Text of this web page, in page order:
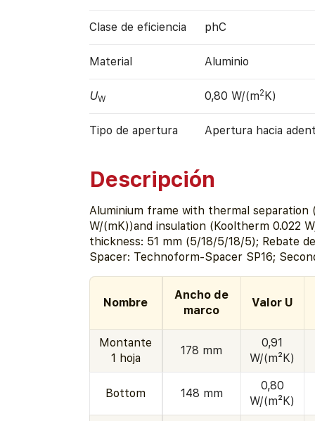
Clase de eficiencia phC
Material Aluminio
UW 0,80 W/(m2K)
Tipo de apertura Apertura hacia
Descripción
Aluminium frame with thermal separation
W/(mK))and insulation (Kooltherm 0.022
thickness: 51 mm (5/18/5/18/5); Rebate
Spacer: Technoform-Spacer SP16;
Nombre
Ancho de
marco
Valor U
Montante
1 hoja
178 mm
0,91
W/(m²K)
Bottom 148 mm
0,80
W/(m²K)